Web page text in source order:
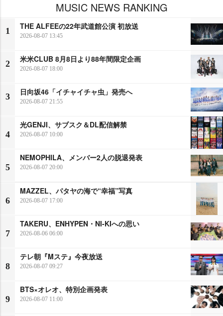
MUSIC NEWS RANKING
1
THE ALFEEの22年武道館公演 初放送
2026-08-07 13:45
2
米米CLUB 8月8日より88年間限定企画
2026-08-07 18:00
3
日向坂46「イチャイチャ虫」発売へ
2026-08-07 21:55
4
光GENJI、サブスク＆DL配信解禁
2026-08-07 10:00
5
NEMOPHILA、メンバー2人の脱退発表
2026-08-07 20:00
6
MAZZEL、パタヤの海で“幸福”写真
2026-08-07 17:00
7
TAKERU、ENHYPEN・NI-KIへの思い
2026-08-06 06:00
8
テレ朝『Mステ』今夜放送
2026-08-07 09:27
9
BTS×オレオ、特別企画発表
2026-08-07 11:00